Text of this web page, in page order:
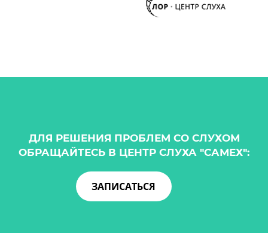
ДЛЯ РЕШЕНИЯ ПРОБЛЕМ СО СЛУХОМ
ОБРАЩАЙТЕСЬ В ЦЕНТР СЛУХА "САМЕХ":
ЗАПИСАТЬСЯ